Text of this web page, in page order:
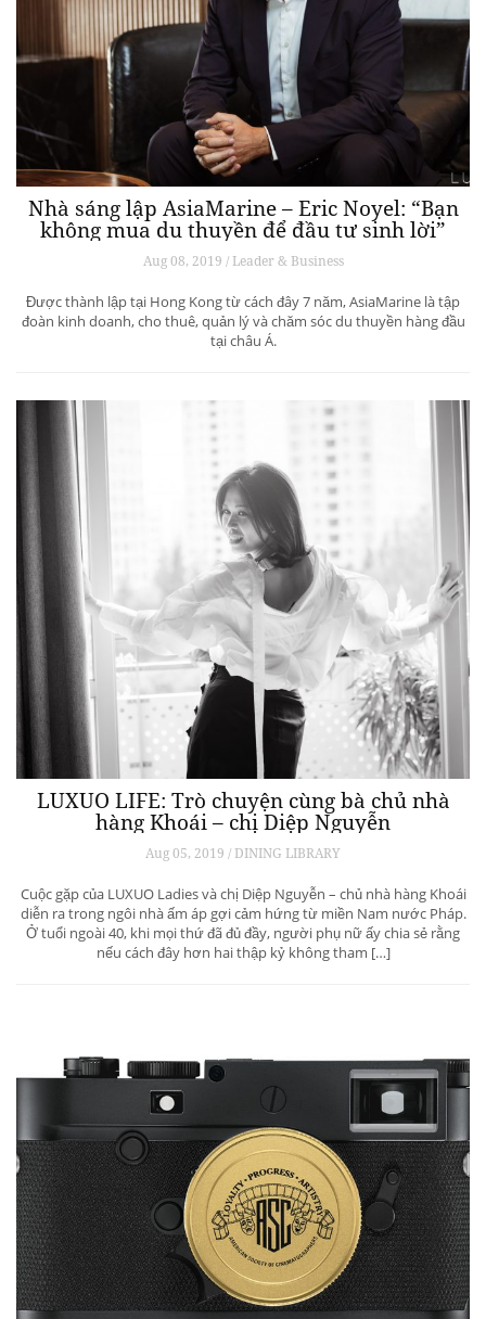
Nhà sáng lập AsiaMarine – Eric Noyel: “Bạn
không mua du thuyền để đầu tư sinh lời”
Aug 08, 2019 / Leader & Business
Được thành lập tại Hong Kong từ cách đây 7 năm, AsiaMarine là tập
đoàn kinh doanh, cho thuê, quản lý và chăm sóc du thuyền hàng đầu
tại châu Á.
LUXUO LIFE: Trò chuyện cùng bà chủ nhà
hàng Khoái – chị Diệp Nguyễn
Aug 05, 2019 / DINING LIBRARY
Cuộc gặp của LUXUO Ladies và chị Diệp Nguyễn – chủ nhà hàng Khoái
diễn ra trong ngôi nhà ấm áp gợi cảm hứng từ miền Nam nước Pháp.
Ở tuổi ngoài 40, khi mọi thứ đã đủ đầy, người phụ nữ ấy chia sẻ rằng
nếu cách đây hơn hai thập kỷ không tham […]